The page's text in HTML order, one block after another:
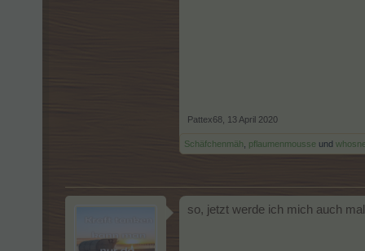
Pattex68 13 April 2020
Schäfchenmäh pflaumenmousse und
so, jetzt werde ich mich auch